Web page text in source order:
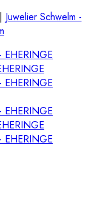
| Juwelier Schwelm -